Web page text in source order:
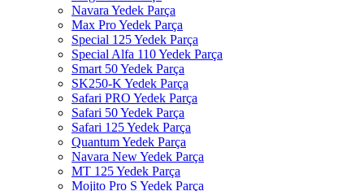
Navara Yedek Parça
Max Pro Yedek Parça
Special 125 Yedek Parça
Special Alfa 110 Yedek Parça
Smart 50 Yedek Parça
SK250-K Yedek Parça
Safari PRO Yedek Parça
Safari 50 Yedek Parça
Safari 125 Yedek Parça
Quantum Yedek Parça
Navara New Yedek Parça
MT 125 Yedek Parça
Mojito Pro S Yedek Parça